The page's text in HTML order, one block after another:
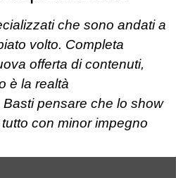
che sono andati a
volto. Completa
offerta di contenuti,
è la realtà
pensare che lo show
con minor impegno